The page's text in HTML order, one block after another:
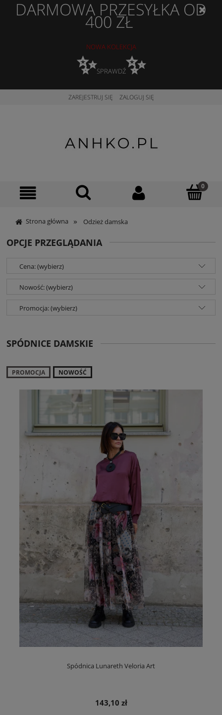
DARMOWA PRZESYŁKA OD
400 ZŁ
NOWA KOLEKCJA
✨SPRAWDŹ✨
ZAREJESTRUJ SIĘ ZALOGUJ SIĘ
Strona główna » Odzież damska
OPCJE PRZEGLĄDANIA
Cena: (wybierz)
Nowość: (wybierz)
Promocja: (wybierz)
SPÓDNICE DAMSKIE
Spódnica Lunareth Veloria Art
143,10 zł
PROMOCJA NOWOŚĆ